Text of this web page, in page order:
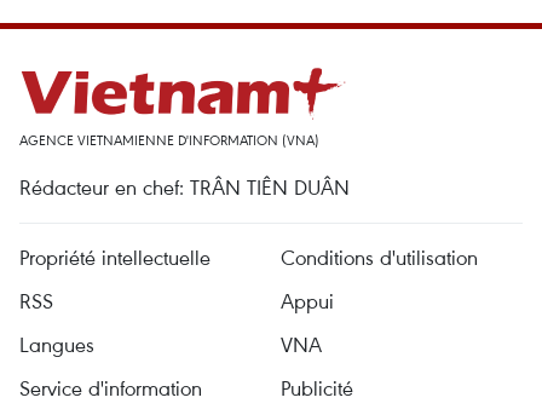
AGENCE VIETNAMIENNE D'INFORMATION (VNA)
Rédacteur en chef: TRÂN TIÊN DUÂN
Propriété intellectuelle
Conditions d'utilisation
RSS
Appui
Langues
VNA
Service d'information
Publicité